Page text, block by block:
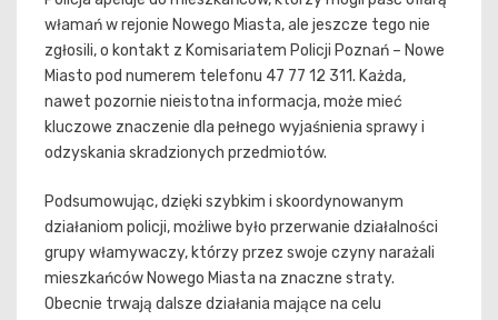
włamań w rejonie Nowego Miasta, ale jeszcze tego nie
zgłosili, o kontakt z Komisariatem Policji Poznań – Nowe
Miasto pod numerem telefonu 47 77 12 311. Każda,
nawet pozornie nieistotna informacja, może mieć
kluczowe znaczenie dla pełnego wyjaśnienia sprawy i
odzyskania skradzionych przedmiotów.
Podsumowując, dzięki szybkim i skoordynowanym
działaniom policji, możliwe było przerwanie działalności
grupy włamywaczy, którzy przez swoje czyny narażali
mieszkańców Nowego Miasta na znaczne straty.
Obecnie trwają dalsze działania mające na celu